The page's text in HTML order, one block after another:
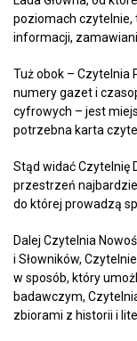
poziomach czytelnie,
informacji,
Tuż obok – Czytelnia
numery gazet i
cyfrowych – jest
potrzebna karta
Stąd widać Czytelnię
przestrzeń
do której prowadzą
Dalej Czytelnia
i Słowników,
w sposób, który
badawczym,
zbiorami z historii i